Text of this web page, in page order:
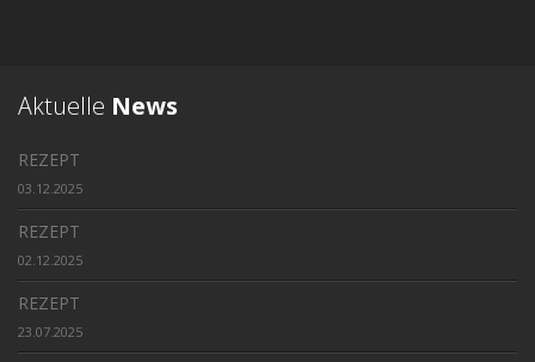
Aktuelle News
REZEPT
03.12.2025
REZEPT
02.12.2025
REZEPT
23.07.2025